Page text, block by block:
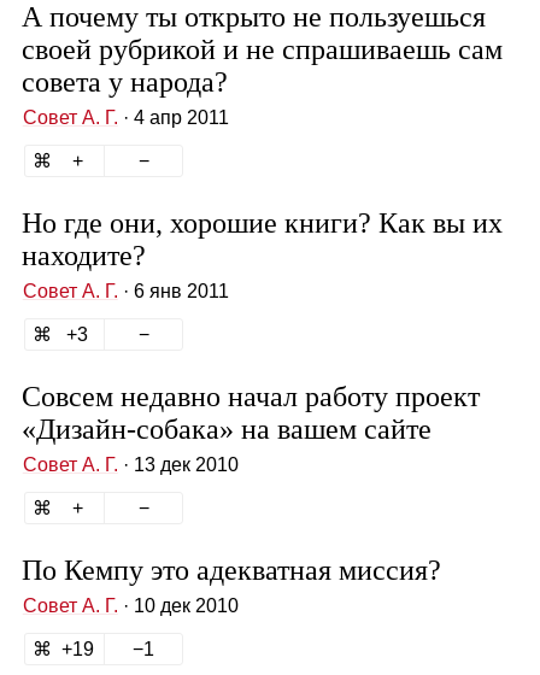
А почему ты открыто не пользуешься
своей рубрикой и не спрашиваешь сам
совета у народа?
Совет А. Г. · 4 апр 2011
Но где они, хорошие книги? Как вы их
находите?
Совет А. Г. · 6 янв 2011
3
Совсем недавно начал работу проект
«Дизайн‑собака» на вашем сайте
Совет А. Г. · 13 дек 2010
По Кемпу это адекватная миссия?
Совет А. Г. · 10 дек 2010
19 1